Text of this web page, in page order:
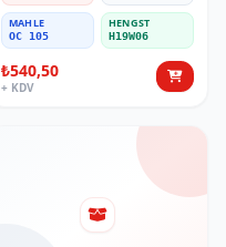
MAHLE
OC 105
HENGST
H19W06
₺540,50
+ KDV